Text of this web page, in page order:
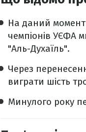
На даний момент
чемпіонів УЄФА
"Аль-Духаїль".
Через
виграти шість
Минулого року